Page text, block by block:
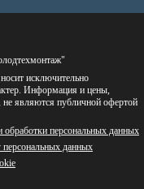
исключительно
Информация и цены,
не являются публичной офертой
персональных данных
персональных данных